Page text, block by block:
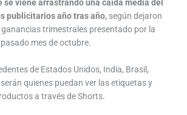
se viene arrastrando una caída media del
publicitarios año tras año, según dejaron
ganancias trimestrales presentado por la
mes de octubre.
de Estados Unidos, India, Brasil,
quienes puedan ver las etiquetas y
a través de Shorts.